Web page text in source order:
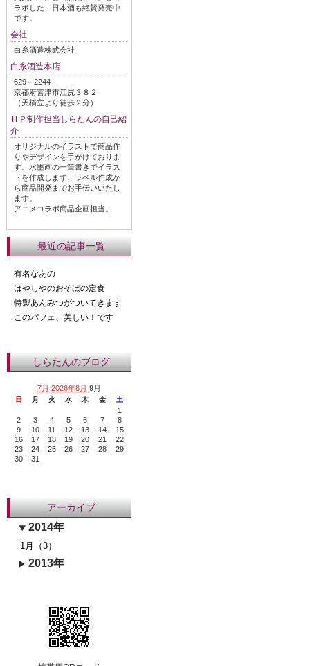
ラボした、日本酒も絶賛発売中
です。
会社
白糸酒造株式会社
白糸酒造本店
629－2244
京都府宮津市江尻３８２
（天橋立より徒歩２分）
ＨＰ制作担当しらたんの自己紹
介
オリジナルのイラストで商品作
りやデザインを手がけておりま
す。水墨画の一筆書きでイラス
トを作成します、ラベル作成か
ら商品開発までお手伝いいたし
ます。
アニメコラボ商品企画担当。
最近の記事一覧
有名なあの
はやしやのおそばの定食
特製あんみつがついてきます
このパフェ、美しい！です
しらたんのブログ
7月 2026年8月 9月
日 月 火 水 木 金 土
1
2
3 4 5 6 7
8
9
10 11 12 13 14
15
16
17 18 19 20 21
22
23
24 25 26 27 28
29
30
31
アーカイブ
2014年
1月（3）
2013年